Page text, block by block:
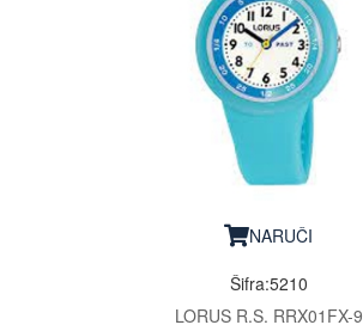
NARUČI
Šifra:5210
LORUS R.S. RRX01FX-9